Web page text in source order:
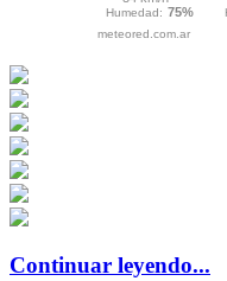
Continuar leyendo...